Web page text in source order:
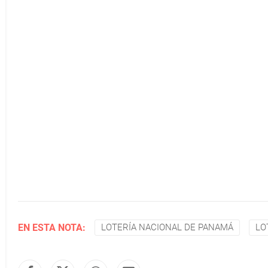
EN ESTA NOTA: LOTERÍA NACIONAL DE PANAMÁ